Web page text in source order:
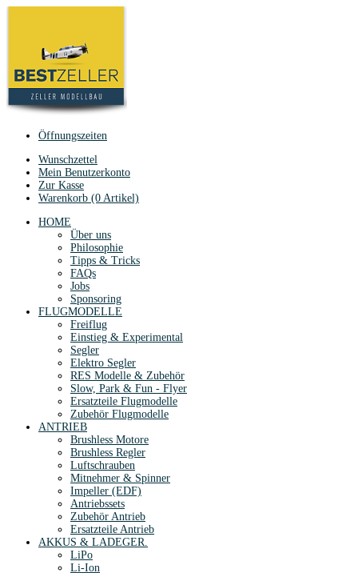
Öffnungszeiten
Wunschzettel
Mein Benutzerkonto
Zur Kasse
Warenkorb (0 Artikel)
HOME
Über uns
Philosophie
Tipps & Tricks
FAQs
Jobs
Sponsoring
FLUGMODELLE
Freiflug
Einstieg & Experimental
Segler
Elektro Segler
RES Modelle & Zubehör
Slow, Park & Fun - Flyer
Ersatzteile Flugmodelle
Zubehör Flugmodelle
ANTRIEB
Brushless Motore
Brushless Regler
Luftschrauben
Mitnehmer & Spinner
Impeller (EDF)
Antriebssets
Zubehör Antrieb
Ersatzteile Antrieb
AKKUS & LADEGER.
LiPo
Li-Ion